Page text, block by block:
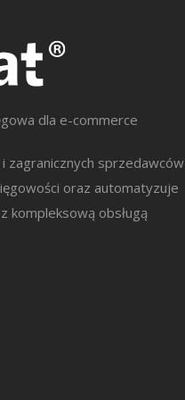
dla e-commerce
zagranicznych sprzedawców
oraz automatyzuje
kompleksową obsługą